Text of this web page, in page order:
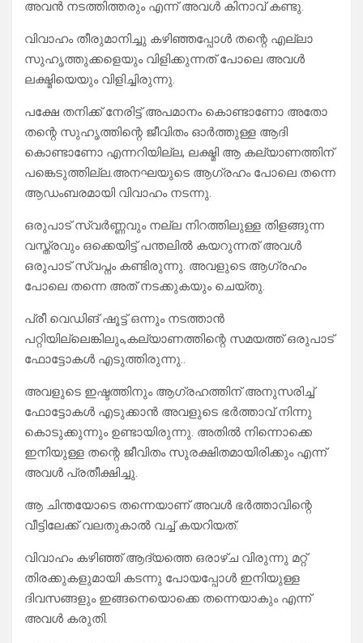
അവൻ നടത്തിത്തരും എന്ന് അവൾ കിനാവ് കണ്ടു.
വിവാഹം തീരുമാനിച്ചു കഴിഞ്ഞപ്പോൾ തന്റെ എല്ലാ
സുഹൃത്തുക്കളെയും വിളിക്കുന്നത് പോലെ അവൾ
ലക്ഷ്മിയെയും വിളിച്ചിരുന്നു.
പക്ഷേ തനിക്ക് നേരിട്ട് അപമാനം കൊണ്ടാണോ അതോ
തന്റെ സുഹൃത്തിന്റെ ജീവിതം ഓർത്തുള്ള ആദി
കൊണ്ടാണോ എന്നറിയില്ല, ലക്ഷ്മി ആ കല്യാണത്തിന്
പങ്കെടുത്തില്ല.അനഘയുടെ ആഗ്രഹം പോലെ തന്നെ
ആഡംബരമായി വിവാഹം നടന്നു.
ഒരുപാട് സ്വർണ്ണവും നല്ല നിറത്തിലുള്ള തിളങ്ങുന്ന
വസ്ത്രവും ഒക്കെയിട്ട് പന്തലിൽ കയറുന്നത് അവൾ
ഒരുപാട് സ്വപ്നം കണ്ടിരുന്നു. അവളുടെ ആഗ്രഹം
പോലെ തന്നെ അത് നടക്കുകയും ചെയ്തു.
പ്രീ വെഡിങ് ഷൂട്ട് ഒന്നും നടത്താൻ
പറ്റിയില്ലെങ്കിലും,കല്യാണത്തിന്റെ സമയത്ത് ഒരുപാട്
ഫോട്ടോകൾ എടുത്തിരുന്നു..
അവളുടെ ഇഷ്ടത്തിനും ആഗ്രഹത്തിന് അനുസരിച്ച്
ഫോട്ടോകൾ എടുക്കാൻ അവളുടെ ഭർത്താവ് നിന്നു
കൊടുക്കുന്നും ഉണ്ടായിരുന്നു. അതിൽ നിന്നൊക്കെ
ഇനിയുള്ള തന്റെ ജീവിതം സുരക്ഷിതമായിരിക്കും എന്ന്
അവൾ പ്രതീക്ഷിച്ചു.
ആ ചിന്തയോടെ തന്നെയാണ് അവൾ ഭർത്താവിന്റെ
വീട്ടിലേക്ക് വലതുകാൽ വച്ച് കയറിയത്.
വിവാഹം കഴിഞ്ഞ് ആദ്യത്തെ ഒരാഴ്ച വിരുന്നു മറ്റ്
തിരക്കുകളുമായി കടന്നു പോയപ്പോൾ ഇനിയുള്ള
ദിവസങ്ങളും ഇങ്ങനെയൊക്കെ തന്നെയാകും എന്ന്
അവൾ കരുതി.